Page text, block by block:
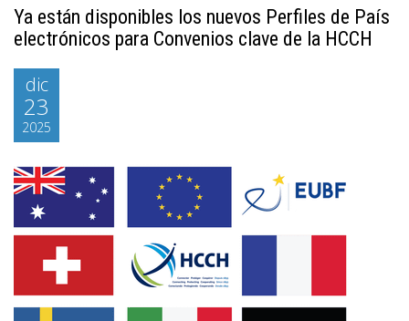
Ya están disponibles los nuevos Perfiles de País
electrónicos para Convenios clave de la HCCH
dic
23
2025